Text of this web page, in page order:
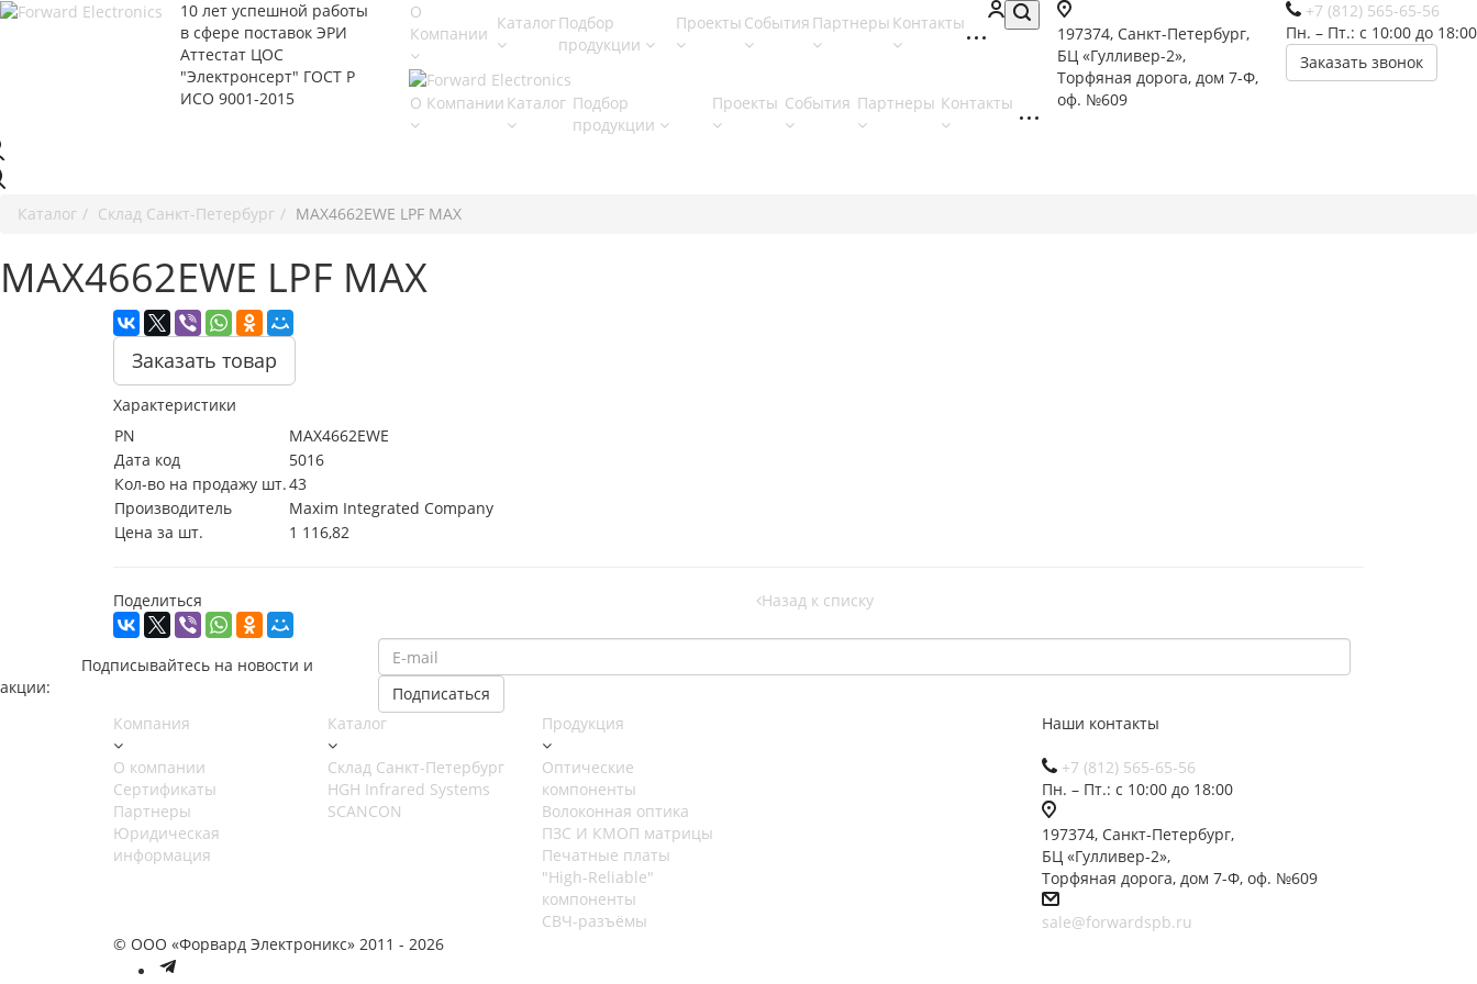
10 лет успешной работы
в сфере поставок ЭРИ
Аттестат ЦОС
"Электронсерт" ГОСТ Р
ИСО 9001-2015
+7 (812) 565-65-56
Пн. – Пт.: с 10:00 до 18:00
Заказать звонок
197374, Санкт-Петербург,
БЦ «Гулливер-2»,
Торфяная дорога, дом 7-Ф,
оф. №609
О
Компании
КаталогПодбор
продукции
Проекты События Партнеры Контакты
О Компании Каталог Подбор
продукции
Проекты События Партнеры Контакты
Каталог Cклад Санкт-Петербург MAX4662EWE LPF MAX
MAX4662EWE LPF MAX
Заказать товар
Характеристики
PN
MAX4662EWE
Дата код
5016
Кол-во на продажу шт.43
Производитель
Maxim Integrated Company
Цена за шт.
1 116,82
Поделиться Назад к списку
Подписывайтесь на новости и
акции:
Компания
О компании
Сертификаты
Партнеры
Юридическая
информация
Каталог
Cклад Санкт-Петербург
HGH Infrared Systems
SCANCON
Продукция
Оптические
компоненты
Волоконная оптика
ПЗС И КМОП матрицы
Печатные платы
"High-Reliable"
компоненты
СВЧ-разъёмы
Наши контакты
+7 (812) 565-65-56
Пн. – Пт.: с 10:00 до 18:00
197374, Санкт-Петербург,
БЦ «Гулливер-2»,
Торфяная дорога, дом 7-Ф, оф. №609
sale@forwardspb.ru
© ООО «Форвард Электроникс» 2011 - 2026